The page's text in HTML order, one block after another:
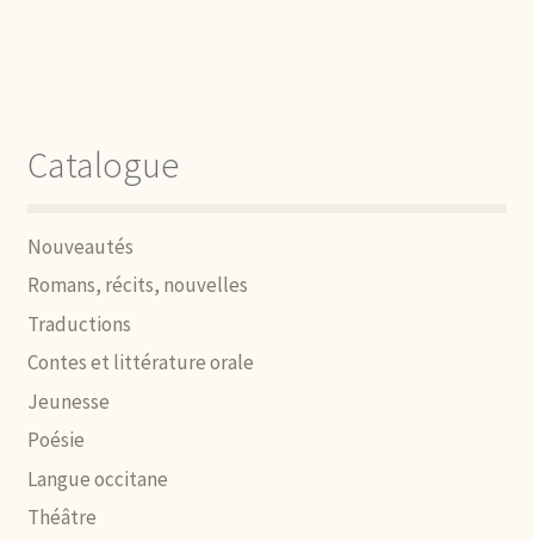
Catalogue
Nouveautés
Romans, récits, nouvelles
Traductions
Contes et littérature orale
Jeunesse
Poésie
Langue occitane
Théâtre